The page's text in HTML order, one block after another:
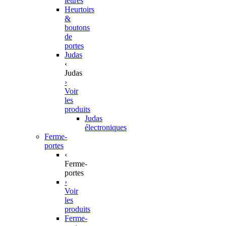
Heurtoirs
&
boutons
de
portes
Judas
‹
Judas
›
Voir
les
produits
Judas
électroniques
Ferme-
portes
‹
Ferme-
portes
›
Voir
les
produits
Ferme-